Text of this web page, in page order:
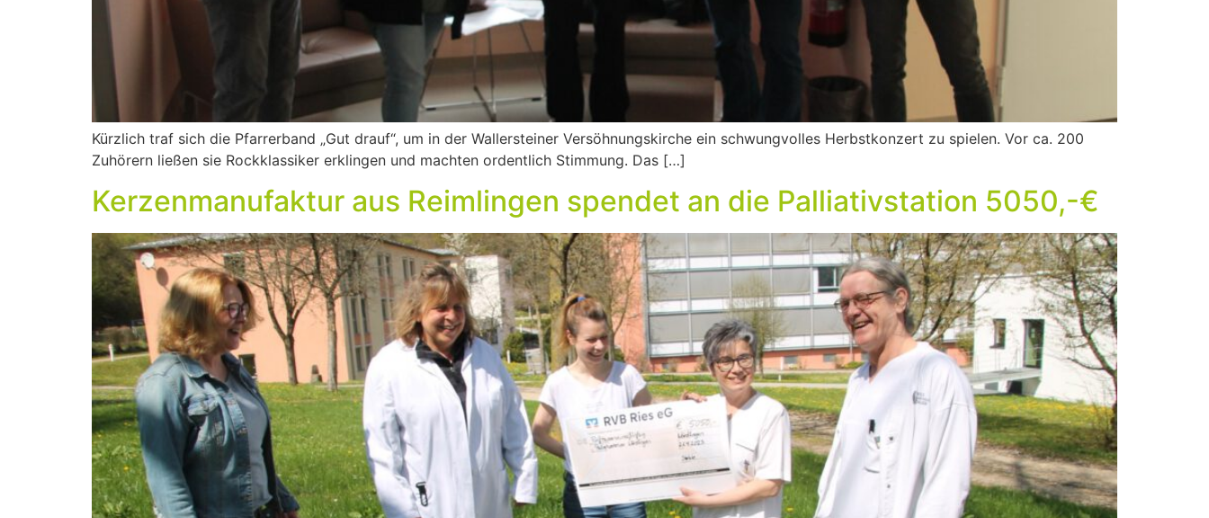
Kürzlich traf sich die Pfarrerband „Gut drauf“, um in der Wallersteiner Versöhnungskirche ein schwungvolles Herbstkonzert zu spielen. Vor ca. 200
Zuhörern ließen sie Rockklassiker erklingen und machten ordentlich Stimmung. Das […]
Kerzenmanufaktur aus Reimlingen spendet an die Palliativstation 5050,-€